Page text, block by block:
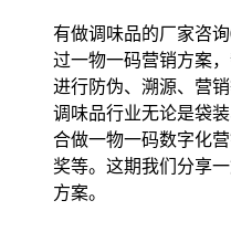
有做调味品的厂家咨
过一物一码营销方案
进行防伪、溯源、营
调味品行业无论是袋
合做一物一码数字化
奖等。这期我们分享
方案。